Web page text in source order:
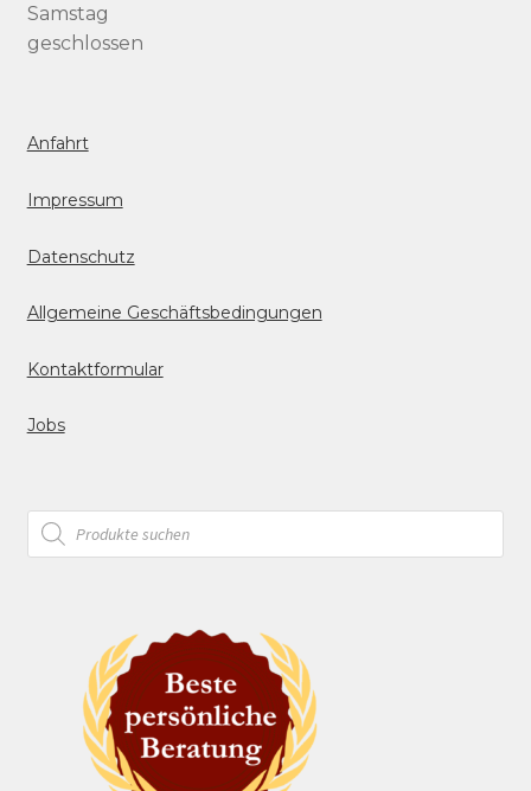
Samstag
geschlossen
Anfahrt
Impressum
Datenschutz
Allgemeine Geschäftsbedingungen
Kontaktformular
Jobs
Products
search